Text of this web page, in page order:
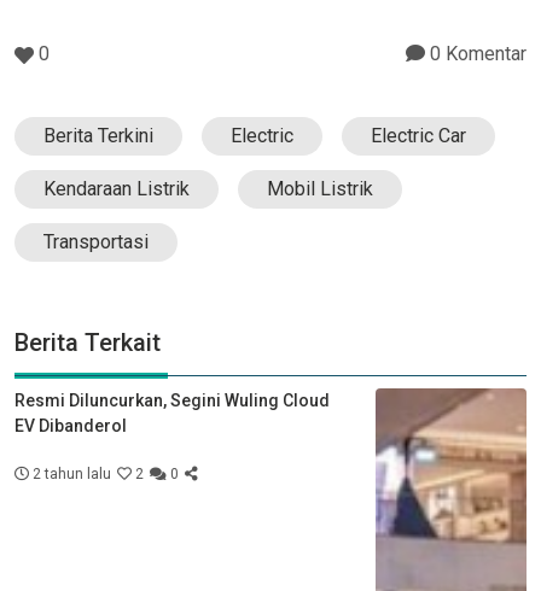
0 0 Komentar
Berita Terkini Electric Electric Car
Kendaraan Listrik Mobil Listrik
Transportasi
Berita Terkait
Resmi Diluncurkan, Segini Wuling Cloud
EV Dibanderol
2 tahun lalu 2 0